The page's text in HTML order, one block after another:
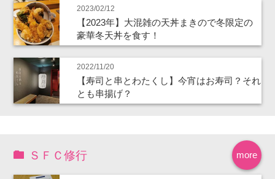
2023/02/12
【2023年】大混雑の天丼まきので冬限定の
豪華冬天丼を食す！
2022/11/20
【寿司と串とわたくし】今宵はお寿司？それ
とも串揚げ？
more
ＳＦＣ修行